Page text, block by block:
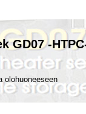
GD07 -
olohuoneeseen